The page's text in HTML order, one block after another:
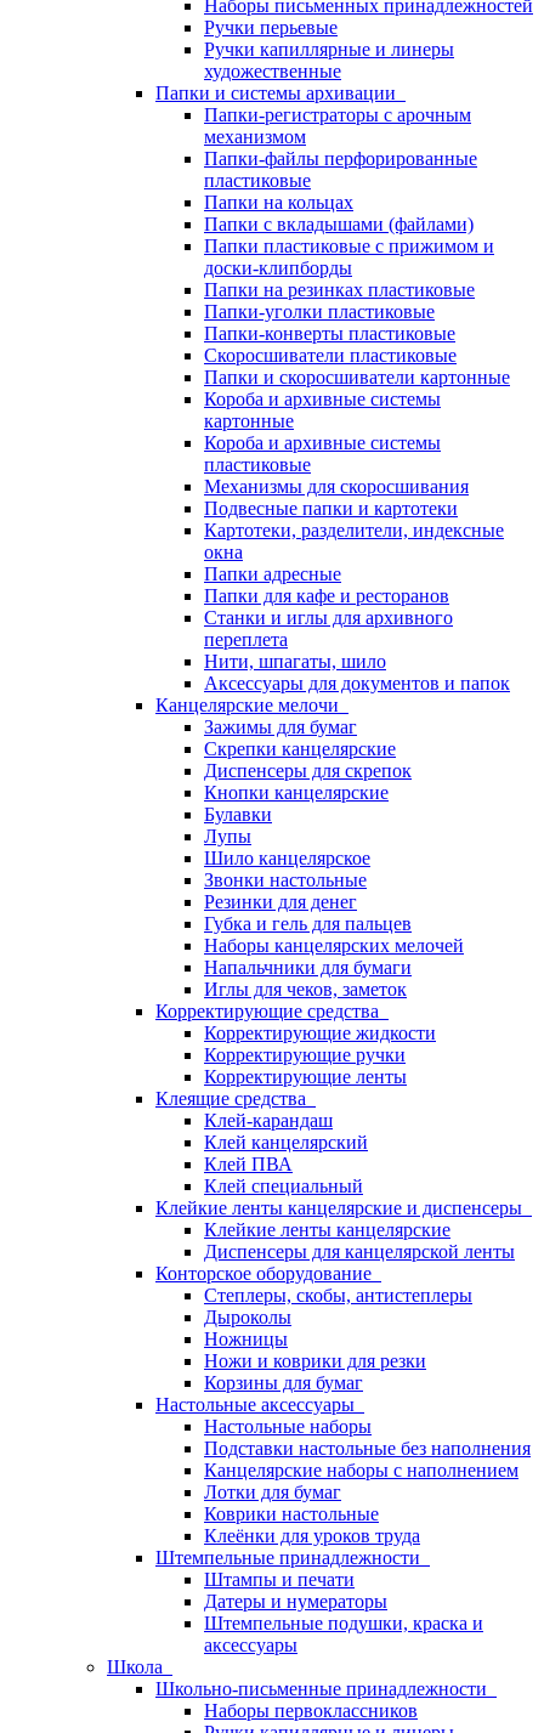
Наборы письменных принадлежностей
Ручки перьевые
Ручки капиллярные и линеры
художественные
Папки и системы архивации
Папки-регистраторы с арочным
механизмом
Папки-файлы перфорированные
пластиковые
Папки на кольцах
Папки с вкладышами (файлами)
Папки пластиковые с прижимом и
доски-клипборды
Папки на резинках пластиковые
Папки-уголки пластиковые
Папки-конверты пластиковые
Скоросшиватели пластиковые
Папки и скоросшиватели картонные
Короба и архивные системы
картонные
Короба и архивные системы
пластиковые
Механизмы для скоросшивания
Подвесные папки и картотеки
Картотеки, разделители, индексные
окна
Папки адресные
Папки для кафе и ресторанов
Станки и иглы для архивного
переплета
Нити, шпагаты, шило
Аксессуары для документов и папок
Канцелярские мелочи
Зажимы для бумаг
Скрепки канцелярские
Диспенсеры для скрепок
Кнопки канцелярские
Булавки
Лупы
Шило канцелярское
Звонки настольные
Резинки для денег
Губка и гель для пальцев
Наборы канцелярских мелочей
Напальчники для бумаги
Иглы для чеков, заметок
Корректирующие средства
Корректирующие жидкости
Корректирующие ручки
Корректирующие ленты
Клеящие средства
Клей-карандаш
Клей канцелярский
Клей ПВА
Клей специальный
Клейкие ленты канцелярские и диспенсеры
Клейкие ленты канцелярские
Диспенсеры для канцелярской ленты
Конторское оборудование
Степлеры, скобы, антистеплеры
Дыроколы
Ножницы
Ножи и коврики для резки
Корзины для бумаг
Настольные аксессуары
Настольные наборы
Подставки настольные без наполнения
Канцелярские наборы с наполнением
Лотки для бумаг
Коврики настольные
Клеёнки для уроков труда
Штемпельные принадлежности
Штампы и печати
Датеры и нумераторы
Штемпельные подушки, краска и
аксессуары
Школа
Школьно-письменные принадлежности
Наборы первоклассников